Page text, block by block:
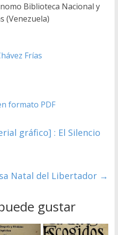
Biblioteca Nacional y
(Venezuela)
Frías
formato PDF
gráfico] : El Silencio
Natal del Libertador →
gustar